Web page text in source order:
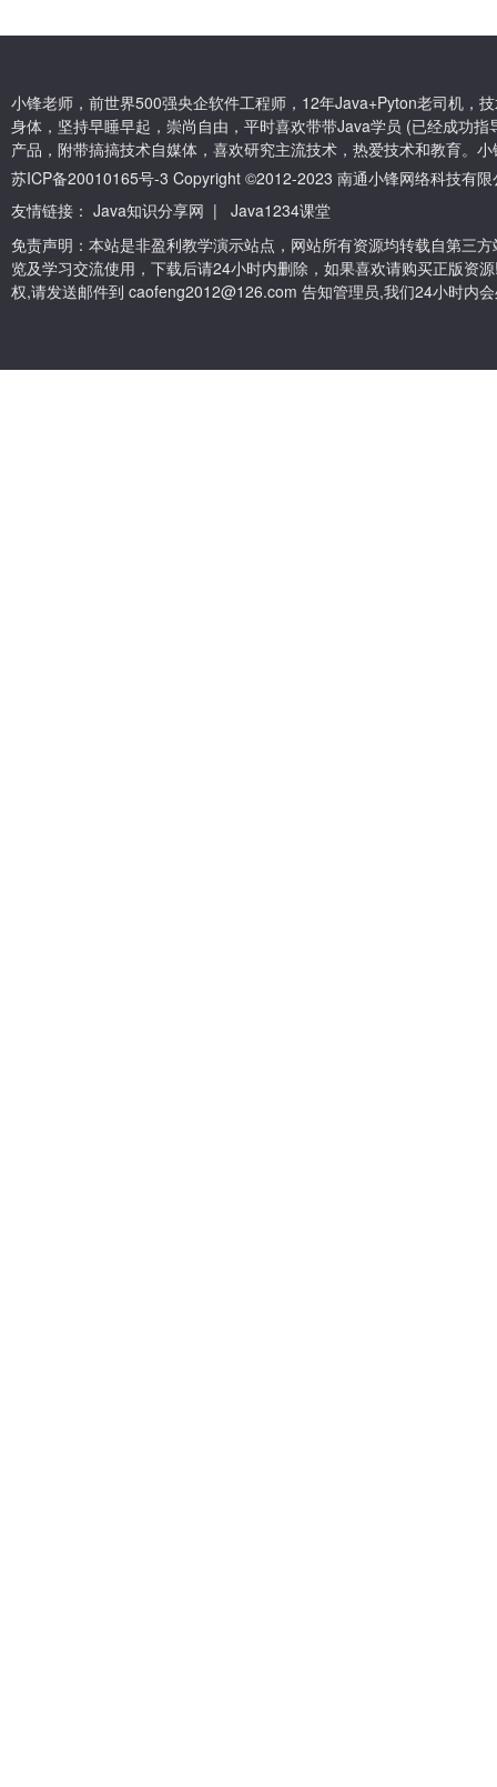
小锋老师，前世界500强央企软件工程师，12年Java+Pyton老司机，
身体，坚持早睡早起，崇尚自由，平时喜欢带带Java学员 (已经成功
产品，附带搞搞技术自媒体，喜欢研究主流技术，热爱技术和教育。
苏ICP备20010165号-3 Copyright ©2012-2023 南通小锋网络科技有限
友情链接： Java知识分享网 |
Java1234课堂
免责声明：本站是非盈利教学演示站点，网站所有资源均转载自第三
览及学习交流使用，下载后请24小时内删除，如果喜欢请购买正版资
权,请发送邮件到 caofeng2012@126.com 告知管理员,我们24小时内